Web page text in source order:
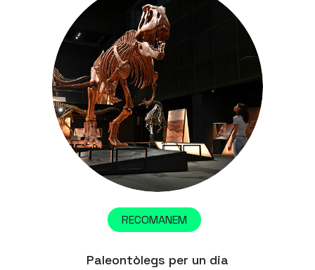
RECOMANEM
Paleontòlegs per un dia